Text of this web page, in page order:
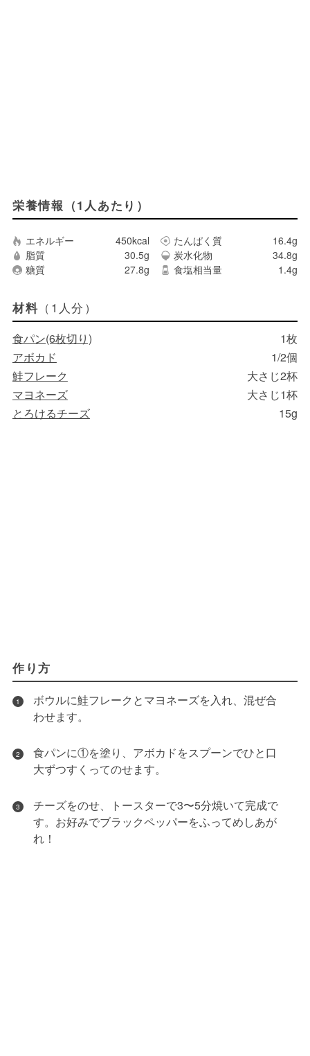
栄養情報（1人あたり）
エネルギー 450kcal たんぱく質
16.4g
脂質
30.5g 炭水化物
34.8g
糖質
27.8g 食塩相当量 1.4g
材料 （1人分）
食パン(6枚切り)
1枚
アボカド
1/2個
鮭フレーク
大さじ2杯
マヨネーズ
大さじ1杯
とろけるチーズ
15g
作り方
1
ボウルに鮭フレークとマヨネーズを入れ、混ぜ合
わせます。
2
食パンに①を塗り、アボカドをスプーンでひと口
大ずつすくってのせます。
3
チーズをのせ、トースターで3〜5分焼いて完成で
す。お好みでブラックペッパーをふってめしあが
れ！